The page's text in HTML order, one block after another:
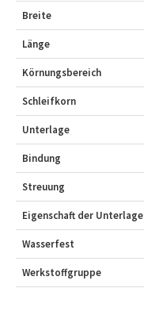
Breite
Länge
Körnungsbereich
Schleifkorn
Unterlage
Bindung
Streuung
Eigenschaft der Unterlage
Wasserfest
Werkstoffgruppe